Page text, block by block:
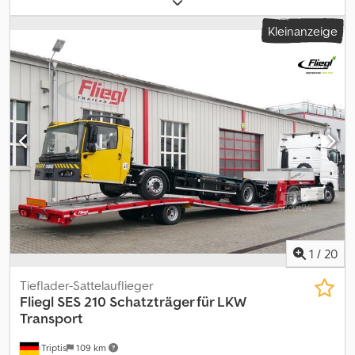
ADR-Chassi 20ft Container | 1-A Liftachse | Krone Achse mit
Scheibenbremsen | Reifen: 385/65 R22.5 | Irrtum, Eingabe und
Vorverkauf vorbehalten. Dedpfxow Uabvs Altock
Kleinanzeige
1 / 20
Triptis 109 km
Tieflader-Sattelauflieger
Fliegl SES 210 Schatzträger für LKW
Transport